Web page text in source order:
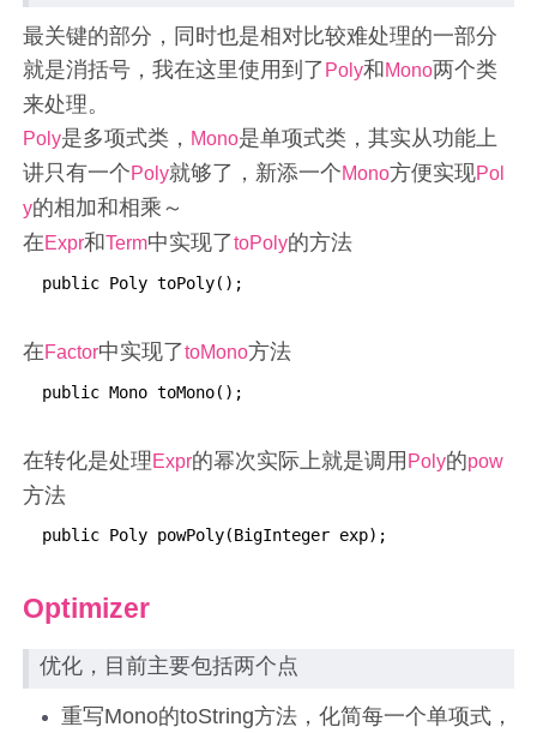
最关键的部分，同时也是相对比较难处理的一部分
就是消括号，我在这里使用到了 Poly和Mono两个类
来处理。
Poly是多项式类， Mono是单项式类，其实从功能上
讲只有一个Poly就够了，新添一个Mono方便实现Pol
y的相加和相乘～
在Expr和Term中实现了toPoly的方法
public Poly toPoly();
在Factor中实现了toMono方法
public Mono toMono();
在转化是处理Expr的幂次实际上就是调用 Poly的pow
方法
public Poly powPoly(BigInteger exp);
Optimizer
优化，目前主要包括两个点
重写Mono的toString方法，化简每一个单项式，